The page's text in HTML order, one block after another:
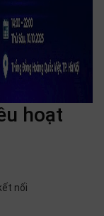
hoạt
nối